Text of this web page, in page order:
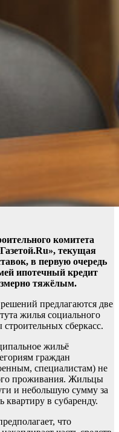
комитета
текущая
в первую очередь
ипотечный кредит
тяжёлым.
предлагаются две
жилья социального
сберкасс.
жильё
граждан
специалистам) не
проживания. Жильцы
и небольшую сумму за
квартиру в субаренду.
что